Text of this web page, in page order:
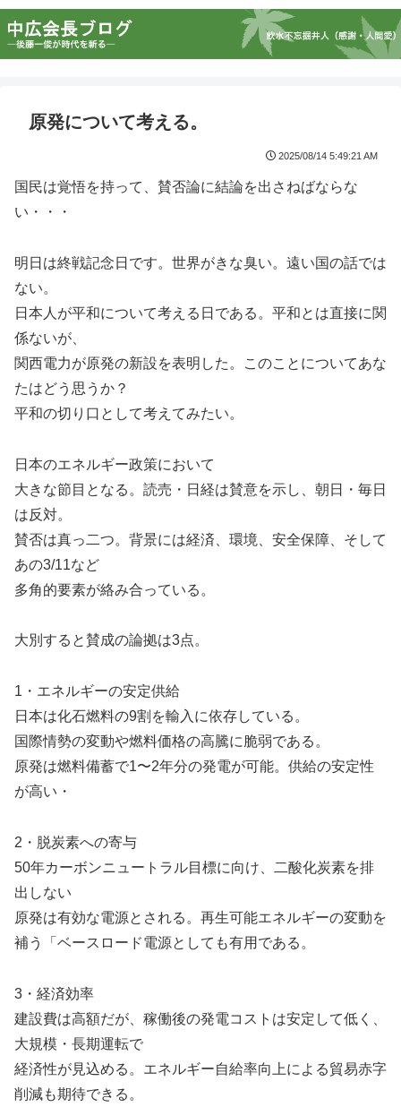
原発について考える。
2025/08/14 5:49:21 AM
国民は覚悟を持って、賛否論に結論を出さねばならな
い・・・
明日は終戦記念日です。世界がきな臭い。遠い国の話では
ない。
日本人が平和について考える日である。平和とは直接に関
係ないが、
関西電力が原発の新設を表明した。このことについてあな
たはどう思うか？
平和の切り口として考えてみたい。
日本のエネルギー政策において
大きな節目となる。読売・日経は賛意を示し、朝日・毎日
は反対。
賛否は真っ二つ。背景には経済、環境、安全保障、そして
あの3/11など
多角的要素が絡み合っている。
大別すると賛成の論拠は3点。
1・エネルギーの安定供給
日本は化石燃料の9割を輸入に依存している。
国際情勢の変動や燃料価格の高騰に脆弱である。
原発は燃料備蓄で1〜2年分の発電が可能。供給の安定性
が高い・
2・脱炭素への寄与
50年カーボンニュートラル目標に向け、二酸化炭素を排
出しない
原発は有効な電源とされる。再生可能エネルギーの変動を
補う「ベースロード電源としても有用である。
3・経済効率
建設費は高額だが、稼働後の発電コストは安定して低く、
大規模・長期運転で
経済性が見込める。エネルギー自給率向上による貿易赤字
削減も期待できる。